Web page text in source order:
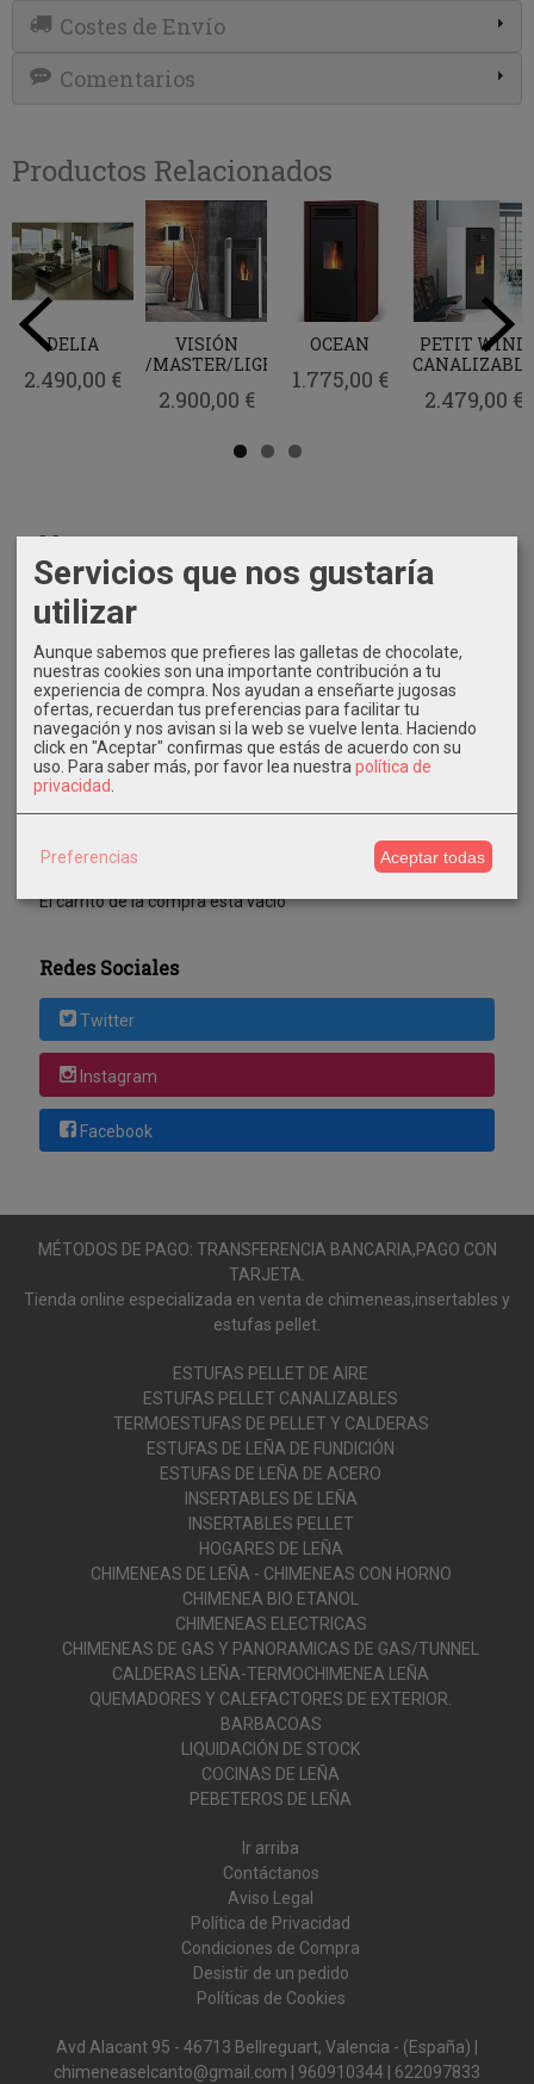
Marcas
Costes de Envío
GRATIS *
Consultar Destinos
Tu Carrito (0)
El carrito de la compra está vacío
Redes Sociales
Twitter
Instagram
Facebook
Costes de Envío
Comentarios
Productos Relacionados
DELIA
2.490,00 €
VISIÓN
/MASTER/LIGHT
2.900,00 €
OCEAN
1.775,00 €
PETIT WIND
CANALIZABLE
2.479,00 €
MÉTODOS DE PAGO: TRANSFERENCIA BANCARIA,PAGO CON
TARJETA.
Tienda online especializada en venta de chimeneas,insertables y
estufas pellet.
ESTUFAS PELLET DE AIRE
ESTUFAS PELLET CANALIZABLES
TERMOESTUFAS DE PELLET Y CALDERAS
ESTUFAS DE LEÑA DE FUNDICIÓN
ESTUFAS DE LEÑA DE ACERO
INSERTABLES DE LEÑA
INSERTABLES PELLET
HOGARES DE LEÑA
CHIMENEAS DE LEÑA - CHIMENEAS CON HORNO
CHIMENEA BIO ETANOL
CHIMENEAS ELECTRICAS
CHIMENEAS DE GAS Y PANORAMICAS DE GAS/TUNNEL
CALDERAS LEÑA-TERMOCHIMENEA LEÑA
QUEMADORES Y CALEFACTORES DE EXTERIOR.
BARBACOAS
LIQUIDACIÓN DE STOCK
COCINAS DE LEÑA
PEBETEROS DE LEÑA
Ir arriba
Contáctanos
Aviso Legal
Política de Privacidad
Condiciones de Compra
Desistir de un pedido
Políticas de Cookies
Avd Alacant 95 - 46713 Bellreguart, Valencia - (España) |
chimeneaselcanto@gmail.com | 960910344 622097833
Servicios que nos gustaría
utilizar
Aunque sabemos que prefieres las galletas de chocolate,
nuestras cookies son una importante contribución a tu
experiencia de compra. Nos ayudan a enseñarte jugosas
ofertas, recuerdan tus preferencias para facilitar tu
navegación y nos avisan si la web se vuelve lenta. Haciendo
click en "Aceptar" confirmas que estás de acuerdo con su
uso. Para saber más, por favor lea nuestra política de
privacidad
Preferencias Aceptar todas